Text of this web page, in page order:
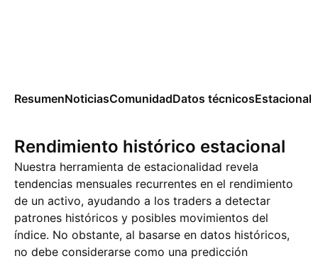
ResumenNoticiasComunidadDatos técnicos
Rendimiento histórico estacional
Nuestra herramienta de estacionalidad revela
tendencias mensuales recurrentes en el rendimiento
de un activo, ayudando a los traders a detectar
patrones históricos y posibles movimientos del
índice. No obstante, al basarse en datos históricos,
no debe considerarse como una predicción